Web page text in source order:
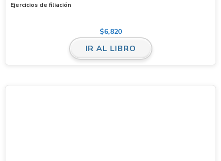
Ejercicios de filiación
$6,820
IR AL LIBRO